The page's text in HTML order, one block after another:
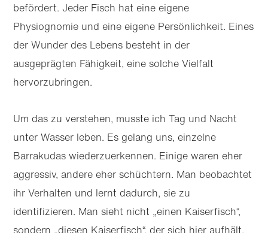
befördert. Jeder Fisch hat eine eigene
Physiognomie und eine eigene Persönlichkeit. Eines
der Wunder des Lebens besteht in der
ausgeprägten Fähigkeit, eine solche Vielfalt
hervorzubringen.
Um das zu verstehen, musste ich Tag und Nacht
unter Wasser leben. Es gelang uns, einzelne
Barrakudas wiederzuerkennen. Einige waren eher
aggressiv, andere eher schüchtern. Man beobachtet
ihr Verhalten und lernt dadurch, sie zu
identifizieren. Man sieht nicht „einen Kaiserfisch“,